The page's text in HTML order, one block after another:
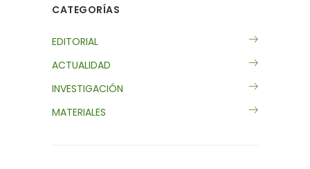
CATEGORÍAS
EDITORIAL
ACTUALIDAD
INVESTIGACIÓN
MATERIALES